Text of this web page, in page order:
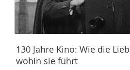
130 Jahre Kino: Wie die
wohin sie führt